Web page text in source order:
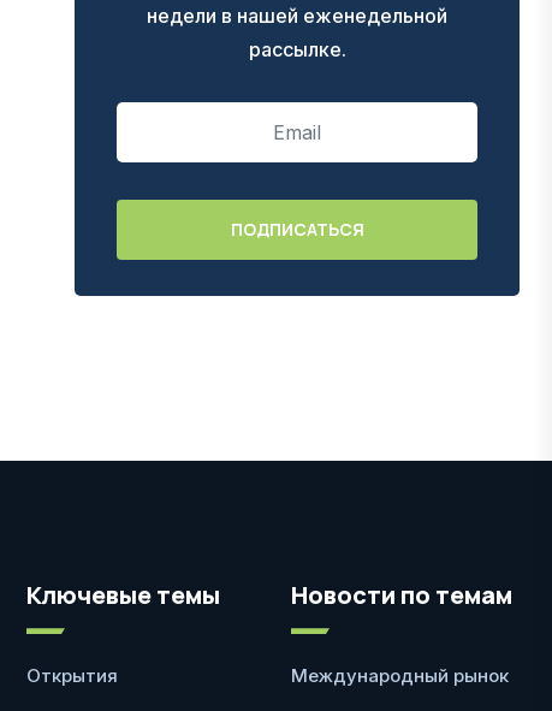
недели в нашей еженедельной
рассылке.
Ключевые темы
Открытия
Новости по темам
Международный рынок